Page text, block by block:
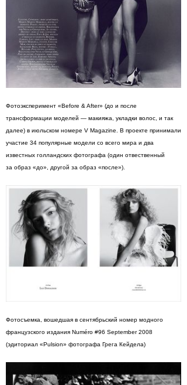
Фотоэксперимент «Before & After» (до и после
трансформации моделей — макияжа, укладки волос, и так
далее) в июльском номере V Magazine. В проекте принимали
участие 34 популярные модели со всего мира и два
известных голландских фотографа (один отвественный
за образ «до», другой за образ «после»).
Фотосъемка, вошедшая в сентябрьский номер модного
французского издания Numéro #96 September 2008
(эдиториал «Pulsion» фотографа Грега Кейдела)